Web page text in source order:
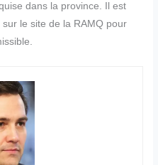
dans la province. Il est
le site de la RAMQ pour